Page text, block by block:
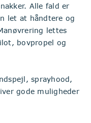
Alle fald er
let at håndtere og
lettes
bovpropel og
sprayhood,
gode muligheder